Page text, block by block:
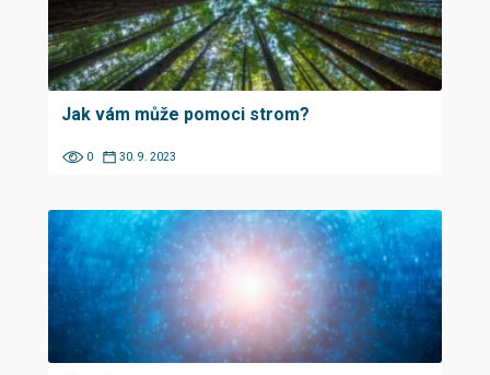
Jak vám může pomoci strom?
0 30. 9. 2023